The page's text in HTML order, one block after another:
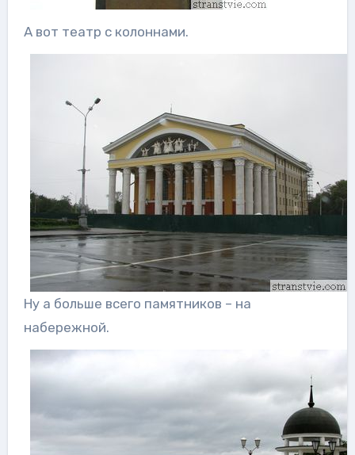
А вот театр с колоннами.
Ну а больше всего памятников – на
набережной.